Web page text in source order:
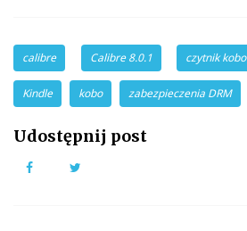
calibre Calibre 8.0.1 czytnik kobo
Kindle kobo zabezpieczenia DRM
Udostępnij post
Facebook